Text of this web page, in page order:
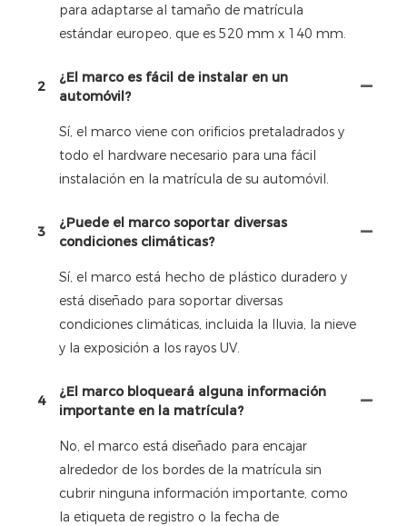
para adaptarse al tamaño de matrícula
estándar europeo, que es 520 mm x 140 mm.
2
¿El marco es fácil de instalar en un
automóvil?
Sí, el marco viene con orificios pretaladrados y
todo el hardware necesario para una fácil
instalación en la matrícula de su automóvil.
3
¿Puede el marco soportar diversas
condiciones climáticas?
Sí, el marco está hecho de plástico duradero y
está diseñado para soportar diversas
condiciones climáticas, incluida la lluvia, la nieve
y la exposición a los rayos UV.
4
¿El marco bloqueará alguna información
importante en la matrícula?
No, el marco está diseñado para encajar
alrededor de los bordes de la matrícula sin
cubrir ninguna información importante, como
la etiqueta de registro o la fecha de